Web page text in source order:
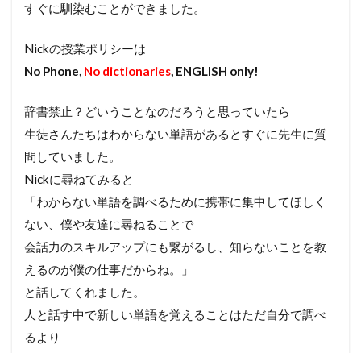
すぐに馴染むことができました。
Nickの授業ポリシーは
No Phone, No dictionaries, ENGLISH only!
辞書禁止？どいうことなのだろうと思っていたら
生徒さんたちはわからない単語があるとすぐに先生に質
問していました。
Nickに尋ねてみると
「わからない単語を調べるために携帯に集中してほしく
ない、僕や友達に尋ねることで
会話力のスキルアップにも繋がるし、知らないことを教
えるのが僕の仕事だからね。」
と話してくれました。
人と話す中で新しい単語を覚えることはただ自分で調べ
るより